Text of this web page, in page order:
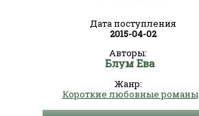
Дата поступления
2015-04-02
Авторы:
Блум Ева
Жанр:
Короткие любовные романы